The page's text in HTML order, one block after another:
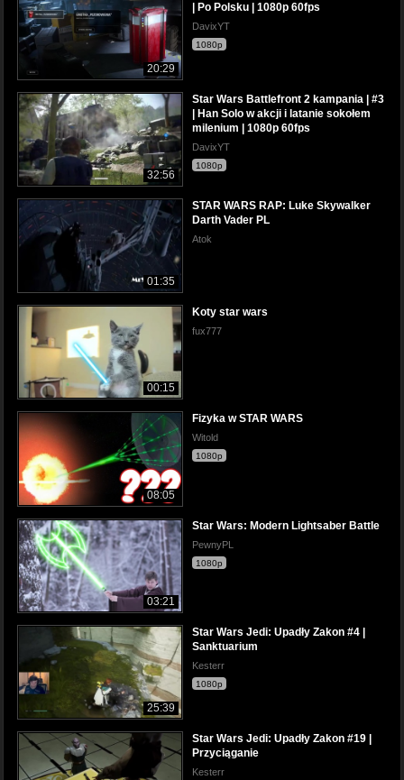
20:29
| Po Polsku | 1080p 60fps
DavixYT
1080p
32:56
Star Wars Battlefront 2 kampania | #3
| Han Solo w akcji i latanie sokołem
milenium | 1080p 60fps
DavixYT
1080p
01:35
STAR WARS RAP: Luke Skywalker
Darth Vader PL
Atok
00:15
Koty star wars
fux777
08:05
Fizyka w STAR WARS
Witold
1080p
03:21
Star Wars: Modern Lightsaber Battle
PewnyPL
1080p
25:39
Star Wars Jedi: Upadły Zakon #4 |
Sanktuarium
Kesterr
1080p
Star Wars Jedi: Upadły Zakon #19 |
Przyciąganie
Kesterr